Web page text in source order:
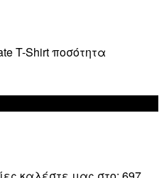
T-Shirt ποσότητα